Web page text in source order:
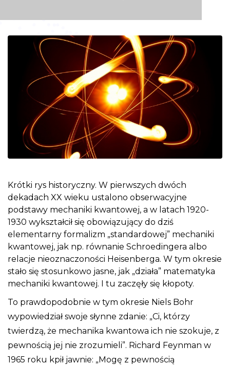
Krótki rys historyczny. W pierwszych dwóch
dekadach XX wieku ustalono obserwacyjne
podstawy mechaniki kwantowej, a w latach 1920-
1930 wykształcił się obowiązujący do dziś
elementarny formalizm „standardowej” mechaniki
kwantowej, jak np. równanie Schroedingera albo
relacje nieoznaczoności Heisenberga. W tym okresie
stało się stosunkowo jasne, jak „działa” matematyka
mechaniki kwantowej. I tu zaczęły się kłopoty.
To prawdopodobnie w tym okresie Niels Bohr
wypowiedział swoje słynne zdanie: „Ci, którzy
twierdzą, że mechanika kwantowa ich nie szokuje, z
pewnością jej nie zrozumieli”. Richard Feynman w
1965 roku kpił jawnie: „Mogę z pewnością